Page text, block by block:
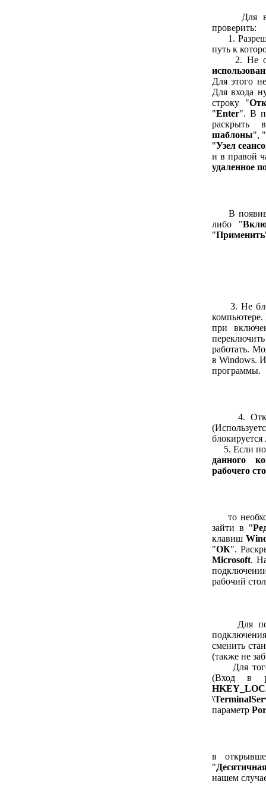
Для
проверить:
1.
путь к
2. Не
Для этого
Для входа
строку "
"Enter". В
раскрыть
шаблоны", "
"Узел
и в правой
удаленное
В
либо "
"Применить
3. Не
при
работать.
в Windows.
программы.
4.
5. Если
данного
рабочего
то
зайти в "
клавиш
"ОК".
Microsoft.
рабочий
Для
сменить
(также не
Для того
(Вход в
параметр
в
"
нашем